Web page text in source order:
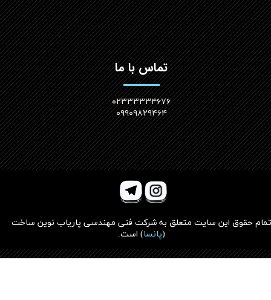
تماس با ما
۰۲۳۳۳۳۳۴۶۷۶
۰۹۹۰۹۸۲۹۴۶۴
تمام حقوق این سایت متعلق به شرکت فنی مهندسی پاریاب نوین ساخت
(پانسا) است.